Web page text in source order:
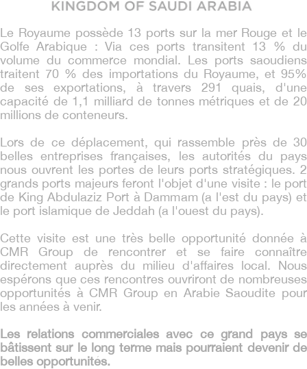
Le Royaume possède 13 ports sur la mer Rouge et le
Golfe Arabique : Via ces ports transitent 13 % du
volume du commerce mondial. Les ports saoudiens
traitent 70 % des importations du Royaume, et 95%
de ses exportations, à travers 291 quais, d'une
capacité de 1,1 milliard de tonnes métriques et de 20
millions de conteneurs.
Lors de ce déplacement, qui rassemble près de 30
belles entreprises françaises, les autorités du pays
nous ouvrent les portes de leurs ports stratégiques. 2
grands ports majeurs feront l'objet d'une visite : le port
de King Abdulaziz Port à Dammam (a l'est du pays) et
le port islamique de Jeddah (a l'ouest du pays).
Cette visite est une très belle opportunité donnée à
CMR Group de rencontrer et se faire connaître
directement auprès du milieu d'affaires local. Nous
espérons que ces rencontres ouvriront de nombreuses
opportunités à CMR Group en Arabie Saoudite pour
les années à venir.
Les relations commerciales avec ce grand pays se
bâtissent sur le long terme mais pourraient devenir de
belles opportunités.